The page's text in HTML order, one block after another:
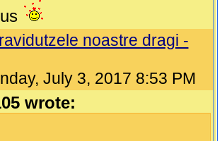
noastre dragi -
July 3, 2017 8:53 PM
wrote: